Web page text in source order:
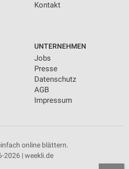
Kontakt
UNTERNEHMEN
Jobs
Presse
Datenschutz
AGB
Impressum
online blättern.
2026 | weekli.de